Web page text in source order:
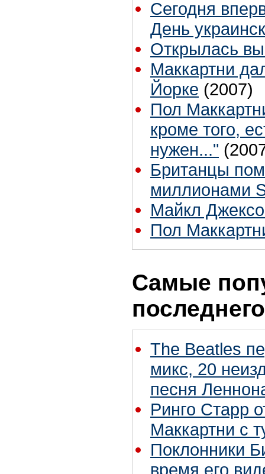
Сегодня
День
Открылась
Маккартни
Йорке (2007)
Пол
кроме того,
нужен..."
Британцы
миллионами
Майкл
Пол
Самые
The Beatles
микс, 20
песня
Ринго Старр
Маккартни с
Поклонники
время его